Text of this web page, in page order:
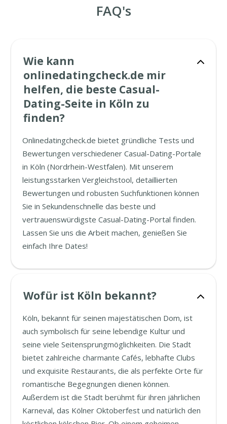
FAQ's
Wie kann
onlinedatingcheck.de mir
helfen, die beste Casual-
Dating-Seite in Köln zu
finden?
Onlinedatingcheck.de bietet gründliche Tests und
Bewertungen verschiedener Casual-Dating-Portale
in Köln (Nordrhein-Westfalen). Mit unserem
leistungsstarken Vergleichstool, detaillierten
Bewertungen und robusten Suchfunktionen können
Sie in Sekundenschnelle das beste und
vertrauenswürdigste Casual-Dating-Portal finden.
Lassen Sie uns die Arbeit machen, genießen Sie
einfach Ihre Dates!
Wofür ist Köln bekannt?
Köln, bekannt für seinen majestätischen Dom, ist
auch symbolisch für seine lebendige Kultur und
seine viele Seitensprungmöglichkeiten. Die Stadt
bietet zahlreiche charmante Cafés, lebhafte Clubs
und exquisite Restaurants, die als perfekte Orte für
romantische Begegnungen dienen können.
Außerdem ist die Stadt berühmt für ihren jährlichen
Karneval, das Kölner Oktoberfest und natürlich den